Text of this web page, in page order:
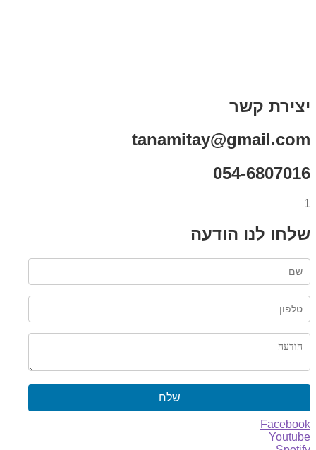
יצירת קשר
tanamitay@gmail.com
054-6807016
1
שלחו לנו הודעה
שלח
Facebook
Youtube